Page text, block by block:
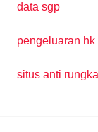
data sgp
pengeluaran hk
situs anti